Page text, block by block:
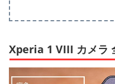
Xperia 1 VIII カメラ